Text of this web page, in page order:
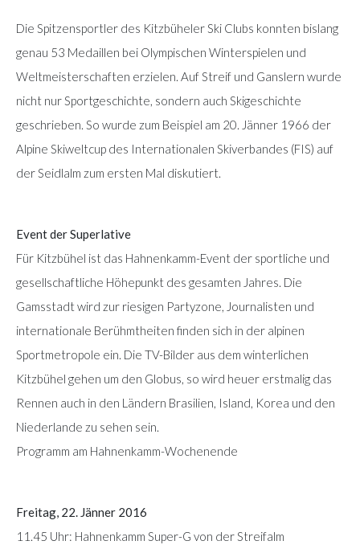
Die Spitzensportler des Kitzbüheler Ski Clubs konnten bislang
genau 53 Medaillen bei Olympischen Winterspielen und
Weltmeisterschaften erzielen. Auf Streif und Ganslern wurde
nicht nur Sportgeschichte, sondern auch Skigeschichte
geschrieben. So wurde zum Beispiel am 20. Jänner 1966 der
Alpine Skiweltcup des Internationalen Skiverbandes (FIS) auf
der Seidlalm zum ersten Mal diskutiert.
Event der Superlative
Für Kitzbühel ist das Hahnenkamm-Event der sportliche und
gesellschaftliche Höhepunkt des gesamten Jahres. Die
Gamsstadt wird zur riesigen Partyzone, Journalisten und
internationale Berühmtheiten finden sich in der alpinen
Sportmetropole ein. Die TV-Bilder aus dem winterlichen
Kitzbühel gehen um den Globus, so wird heuer erstmalig das
Rennen auch in den Ländern Brasilien, Island, Korea und den
Niederlande zu sehen sein.
Programm am Hahnenkamm-Wochenende
Freitag, 22. Jänner 2016
11.45 Uhr: Hahnenkamm Super-G von der Streifalm